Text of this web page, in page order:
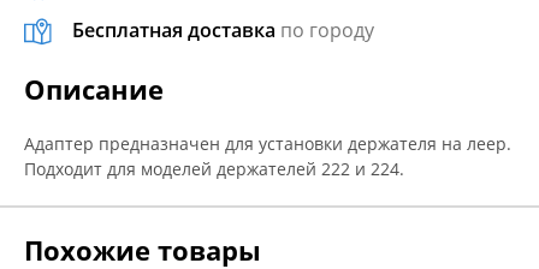
Бесплатная доставка по городу
Описание
Адаптер предназначен для установки держателя на леер.
Подходит для моделей держателей 222 и 224.
Похожие товары